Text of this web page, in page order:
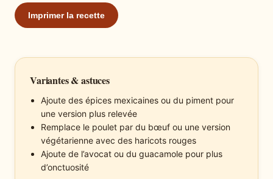
Imprimer la recette
Variantes & astuces
Ajoute des épices mexicaines ou du piment pour
une version plus relevée
Remplace le poulet par du bœuf ou une version
végétarienne avec des haricots rouges
Ajoute de l’avocat ou du guacamole pour plus
d’onctuosité